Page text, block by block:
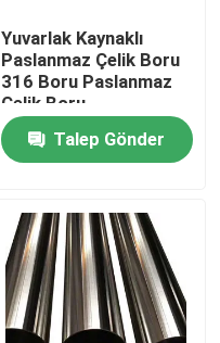
Yuvarlak Kaynaklı
Paslanmaz Çelik Boru
316 Boru Paslanmaz
Çelik Boru
Talep Gönder